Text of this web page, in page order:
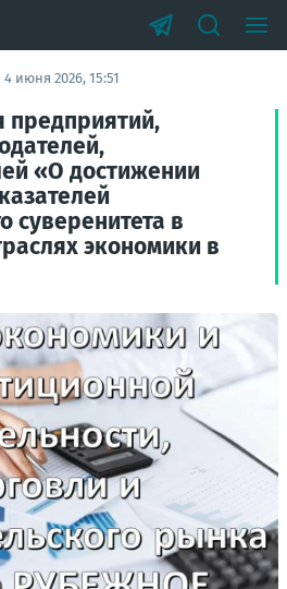
4 июня 2026, 15:51
«О достижении
суверенитета в
экономики в